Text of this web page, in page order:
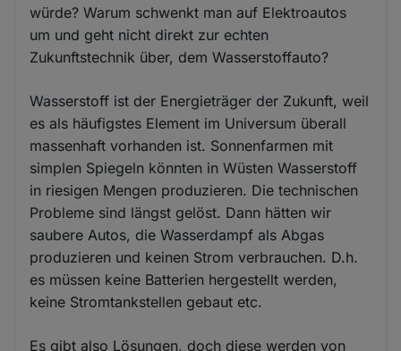
würde? Warum schwenkt man auf Elektroautos
um und geht nicht direkt zur echten
Zukunftstechnik über, dem Wasserstoffauto?
Wasserstoff ist der Energieträger der Zukunft, weil
es als häufigstes Element im Universum überall
massenhaft vorhanden ist. Sonnenfarmen mit
simplen Spiegeln könnten in Wüsten Wasserstoff
in riesigen Mengen produzieren. Die technischen
Probleme sind längst gelöst. Dann hätten wir
saubere Autos, die Wasserdampf als Abgas
produzieren und keinen Strom verbrauchen. D.h.
es müssen keine Batterien hergestellt werden,
keine Stromtankstellen gebaut etc.
Es gibt also Lösungen, doch diese werden von